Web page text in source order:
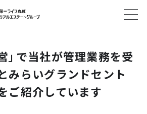
」で当社が管理業務を受
みらいグランドセント
ご紹介しています